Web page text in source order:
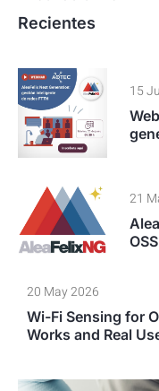
Recientes
15
21
20 May 2026
Wi-Fi Sensing for
Works and Real